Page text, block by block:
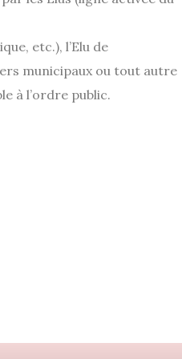
etc.), l’Elu de
municipaux ou tout autre
à l’ordre public.